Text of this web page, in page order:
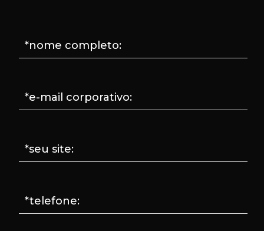
*nome completo:
*e-mail corporativo:
*seu site:
*telefone: